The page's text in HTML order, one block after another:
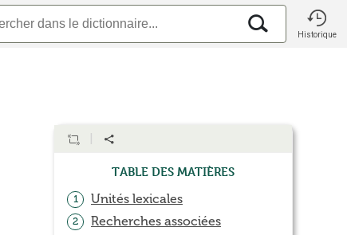
Historique
Table des matières
1 Unités lexicales
2 Recherches associées